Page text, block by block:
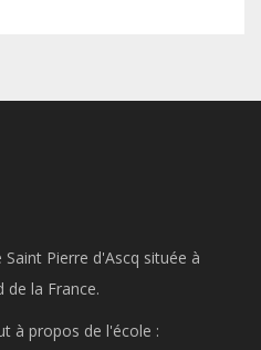
Pierre d'Ascq située à
de la France.
à propos de l'école :